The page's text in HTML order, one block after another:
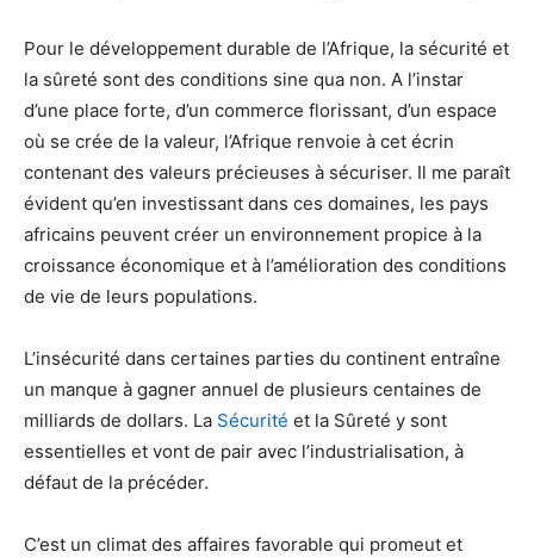
Pour le développement durable de l’Afrique, la sécurité et
la sûreté sont des conditions sine qua non. A l’instar
d’une place forte, d’un commerce florissant, d’un espace
où se crée de la valeur, l’Afrique renvoie à cet écrin
contenant des valeurs précieuses à sécuriser. Il me paraît
évident qu’en investissant dans ces domaines, les pays
africains peuvent créer un environnement propice à la
croissance économique et à l’amélioration des conditions
de vie de leurs populations.
L’insécurité dans certaines parties du continent entraîne
un manque à gagner annuel de plusieurs centaines de
milliards de dollars. La Sécurité et la Sûreté y sont
essentielles et vont de pair avec l’industrialisation, à
défaut de la précéder.
C’est un climat des affaires favorable qui promeut et